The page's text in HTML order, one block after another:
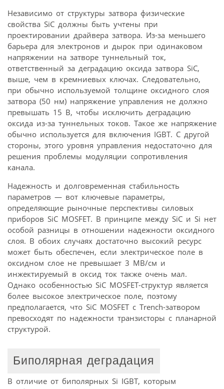
Независимо от структуры затвора физические
свойства SiC должны быть учтены при
проектировании драйвера затвора. Из-за меньшего
барьера для электронов и дырок при одинаковом
напряжении на затворе туннельный ток,
ответственный за деградацию оксида затвора SiC,
выше, чем в кремниевых ключах. Следовательно,
при обычно используемой толщине оксидного слоя
затвора (50 нм) напряжение управления не должно
превышать 15 В, чтобы исключить деградацию
оксида из-за туннельных токов. Такое же напряжение
обычно используется для включения IGBT. С другой
стороны, этого уровня управления недостаточно для
решения проблемы модуляции сопротивления
канала.
Надежность и долговременная стабильность
параметров — вот ключевые параметры,
определяющие рыночные перспективы силовых
приборов SiC MOSFET. В принципе между SiC и Si нет
особой разницы в отношении надежности оксидного
слоя. В обоих случаях достаточно высокий ресурс
может быть обеспечен, если электрическое поле в
оксидном слое не превышает 3 МВ/см и
инжектируемый в оксид ток также очень мал.
Однако особенностью SiC MOSFET-структур является
более высокое электрическое поле, поэтому
предполагается, что SiC MOSFET с Trench-затвором
превосходят по надежности транзисторы с планарной
структурой.
Биполярная деградация
В отличие от биполярных Si IGBT, которым